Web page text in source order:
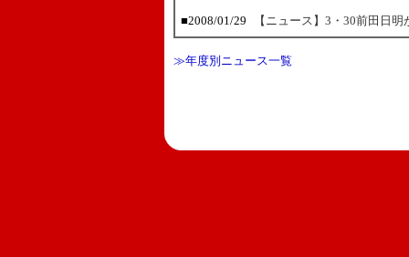
■2008/01/29 【ニュース】3・30前田日
≫年度別ニュース一覧